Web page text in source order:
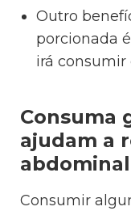
Outro
porcionada
irá consumir
Consuma
ajudam a
abdominal
Consumir